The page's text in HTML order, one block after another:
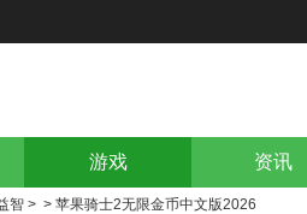
游戏 资讯
智 > > 苹果骑士2无限金币中文版2026